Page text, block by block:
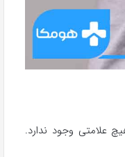
علامتی وجود ندارد.